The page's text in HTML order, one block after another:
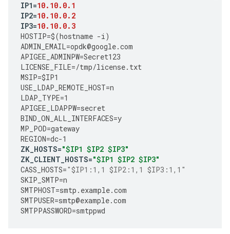
IP1=10.10.0.1
IP2=10.10.0.2
IP3=10.10.0.3
HOSTIP=$(hostname -i)
ADMIN_EMAIL=opdk@google.com
APIGEE_ADMINPW=Secret123
LICENSE_FILE=/tmp/license.txt
MSIP=$IP1
USE_LDAP_REMOTE_HOST=n
LDAP_TYPE=1
APIGEE_LDAPPW=secret
BIND_ON_ALL_INTERFACES=y
MP_POD=gateway
REGION=dc-1
ZK_HOSTS="$IP1 $IP2 $IP3"
ZK_CLIENT_HOSTS="$IP1 $IP2 $IP3"
CASS_HOSTS="$IP1:1,1 $IP2:1,1 $IP3:1,1"
SKIP_SMTP=n
SMTPHOST=smtp . example.com
SMTPUSER=smtp@example.com
SMTPPASSWORD=smtppwd